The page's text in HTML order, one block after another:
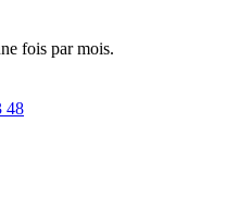
fois par mois.
48